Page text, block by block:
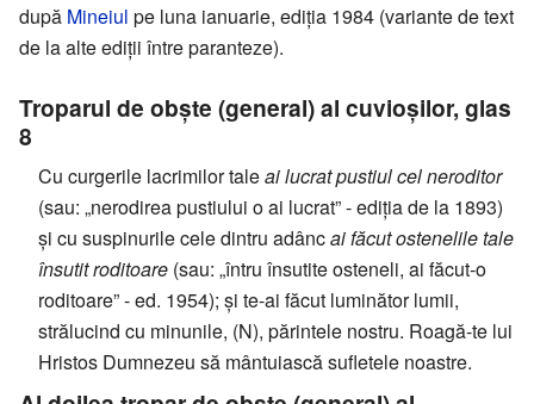
după Mineiul pe luna ianuarie, ediția 1984 (variante de text
de la alte ediții între paranteze).
Troparul de obște (general) al cuvioșilor, glas
8
Cu curgerile lacrimilor taleai lucrat pustiul cel neroditor
(sau: „nerodirea pustiului o ai lucrat” - ediția de la 1893)
și cu suspinurile cele dintru adâncai făcut ostenelile tale
însutit roditoare (sau: „întru însutite osteneli, ai făcut-o
roditoare” - ed. 1954); și te-ai făcut luminător lumii,
strălucind cu minunile, (N), părintele nostru. Roagă-te lui
Hristos Dumnezeu să mântuiască sufletele noastre.